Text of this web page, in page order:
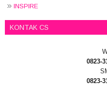
INSPIRE
KONTAK CS
0823-
0823-